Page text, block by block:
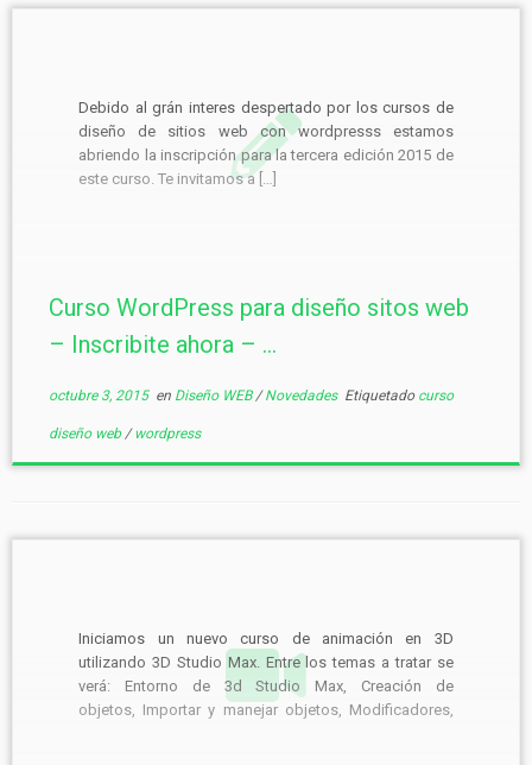
Debido al grán interes despertado por los cursos de
diseño de sitios web con wordpresss estamos
abriendo la inscripción para la tercera edición 2015 de
este curso. Te invitamos a […]
Curso WordPress para diseño sitos web
– Inscribite ahora – ...
octubre 3, 2015en Diseño WEB/Novedades Etiquetado curso
diseño web /wordpress
Iniciamos un nuevo curso de animación en 3D
utilizando 3D Studio Max. Entre los temas a tratar se
verá: Entorno de 3d Studio Max, Creación de
objetos, Importar y manejar objetos, Modificadores,